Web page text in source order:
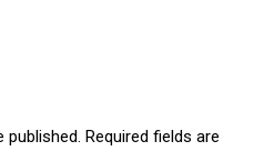
published. Required fields are